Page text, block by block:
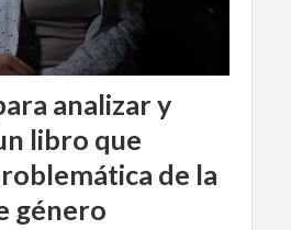
analizar y
libro que
de la
género